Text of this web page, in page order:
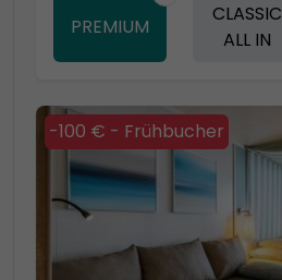
PREMIUM
CLASSIC
ALL IN
-100 € - Frühbucher